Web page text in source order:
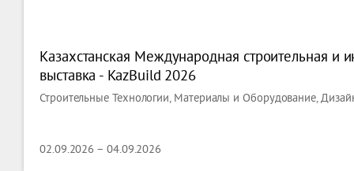
Казахстанская Международная строительная и
выставка - KazBuild 2026
Строительные Технологии, Материалы и Оборудование,
02.09.2026 – 04.09.2026